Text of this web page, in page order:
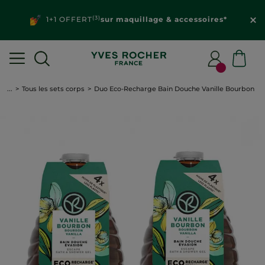
1+1 OFFERT(3)sur maquillage & accessoires*
... Tous les sets corps Duo Eco-Recharge Bain Douche Vanille Bourbon